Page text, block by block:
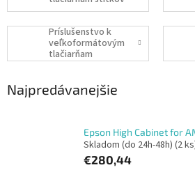
Príslušenstvo k
veľkoformátovým
tlačiarňam
Najpredávanejšie
Epson High Cabinet for
Skladom (do 24h-48h) (2
€280,44